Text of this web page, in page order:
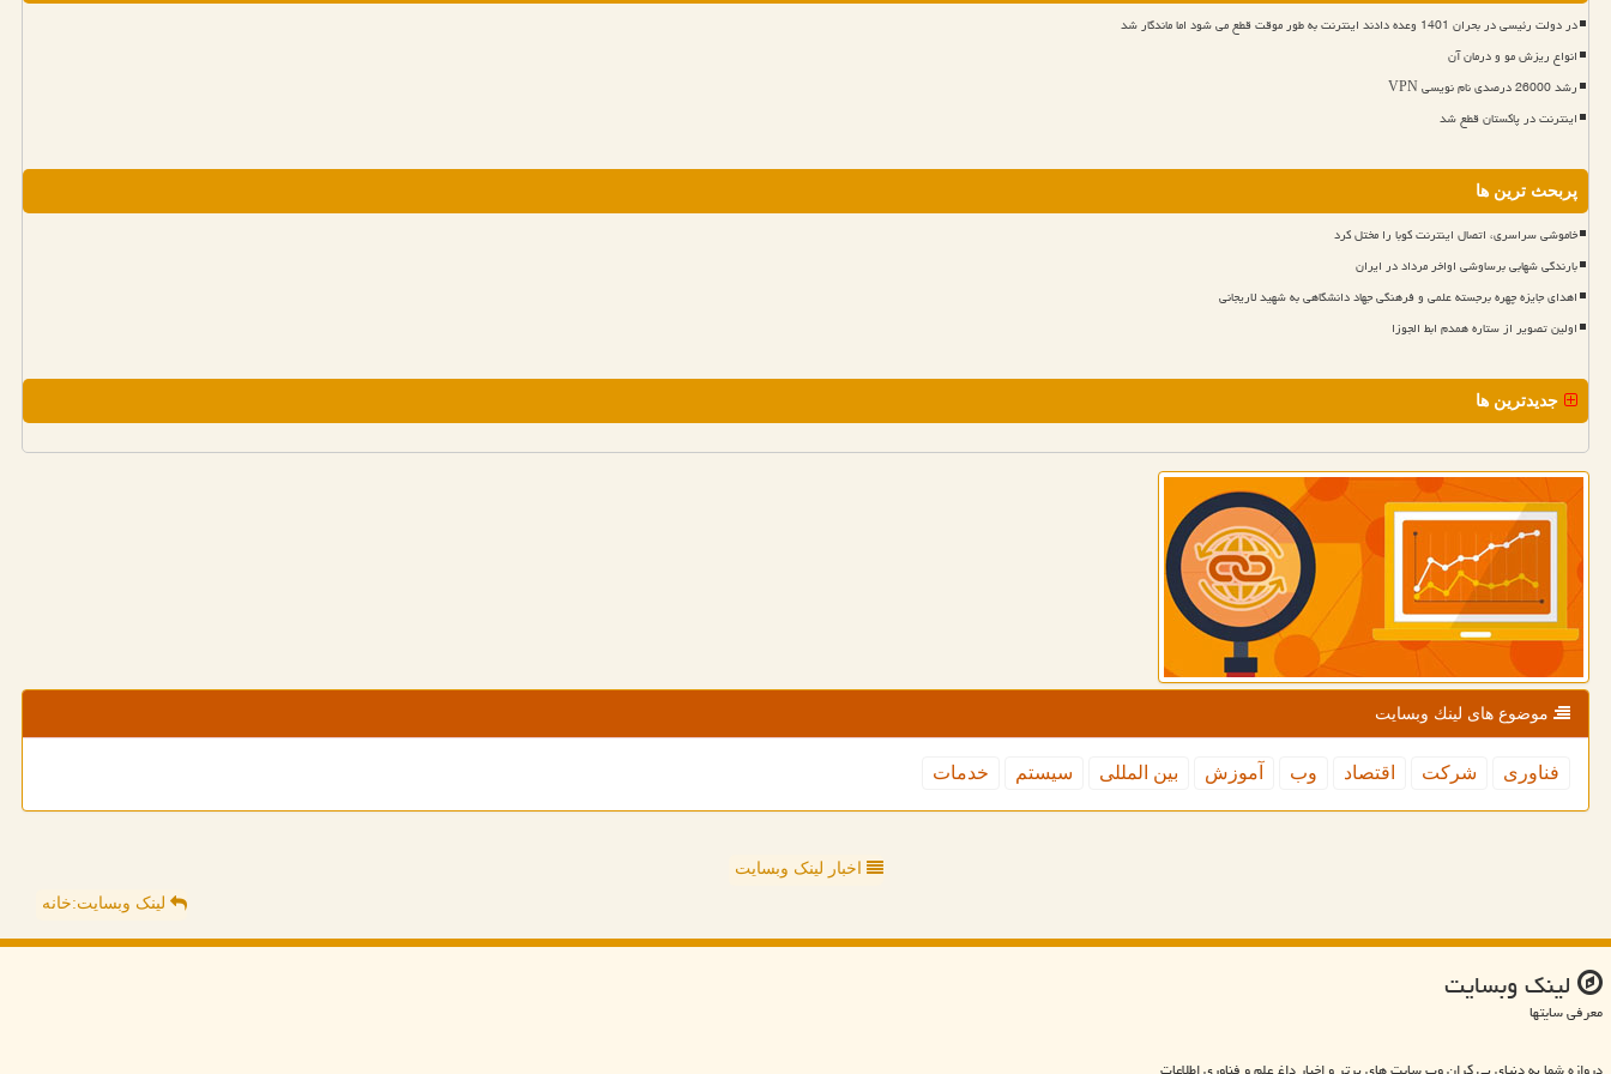
در دولت رئیسی در بحران 1401 وعده دادند اینترنت به طور موقت قطع می شود اما ماندگار شد
انواع ریزش مو و درمان آن
رشد 26000 درصدی نام نویسی VPN
اینترنت در پاکستان قطع شد
پربحث ترین ها
خاموشی سراسری، اتصال اینترنت کوبا را مختل کرد
بارندگی شهابی برساوشی اواخر مرداد در ایران
اهدای جایزه چهره برجسته علمی و فرهنگی جهاد دانشگاهی به شهید لاریجانی
اولین تصویر از ستاره همدم ابط الجوزا
جدیدترین ها
موضوع های لینك وبسایت
فناوری شركت اقتصاد وب آموزش بین المللی سیستم خدمات
اخبار لینک وبسایت
لینک وبسایت:خانه
لینك وبسایت
معرفی سایتها